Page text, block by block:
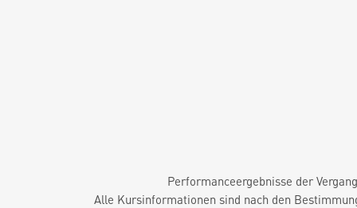
Performanceergebnisse der
Alle Kursinformationen sind nach den